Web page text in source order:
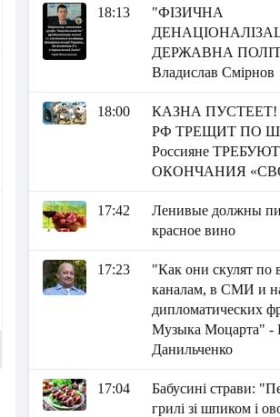
18:13
"ФІЗИЧНА
ДЕРЖАВНА
Владислав Смірнов
18:00
КАЗНА ПУСТЕЕТ!
РФ ТРЕЩИТ ПО
Россияне ТРЕБУЮТ
ОКОНЧАНИЯ
17:42
Ленивые должны
красное вино
17:23
"Как они скулят по
каналам, в СМИ и
дипломатических
Музыка Моцарта" -
Данильченко
17:04
Бабусині страви:
грилі зі шпиком і